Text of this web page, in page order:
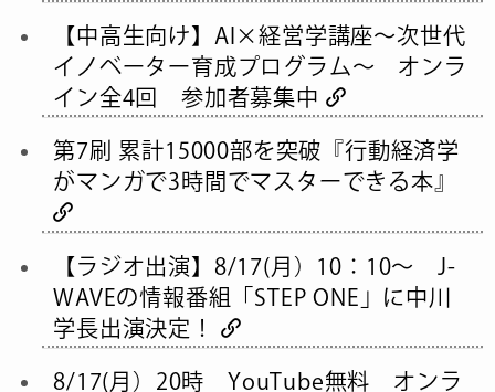
【中高生向け】AI×経営学講座～次世代
イノベーター育成プログラム～ オンラ
イン全4回 参加者募集中
第7刷 累計15000部を突破『行動経済学
がマンガで3時間でマスターできる本』
【ラジオ出演】8/17(月）10：10～ J-
WAVEの情報番組「STEP ONE」に中川
学長出演決定！
8/17(月）20時 YouTube無料 オンラ